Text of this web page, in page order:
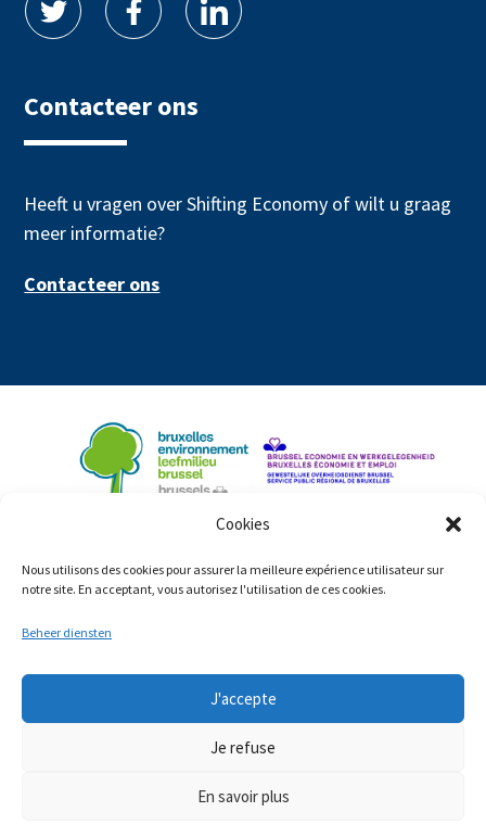
Cookies
Nous utilisons des cookies pour assurer la meilleure expérience utilisateur sur
notre site. En acceptant, vous autorisez l'utilisation de ces cookies.
Beheer diensten
J'accepte
Je refuse
En savoir plus
Contacteer ons
Heeft u vragen over Shifting Economy of wilt u graag
meer informatie?
Contacteer ons
© Copyright 2023: ShiftingEconomy.brussels
Wettelijke bepalingen